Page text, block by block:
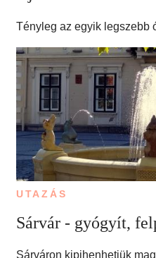
Tényleg az egyik legszebb
UTAZÁS
Sárvár - gyógyít,
Sárváron kipihenhetjük